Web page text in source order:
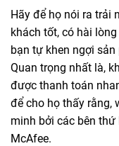
Hãy để họ nói ra trải
khách tốt, có hài
bạn tự khen ngợi
Quan trọng nhất là,
được thanh toán
để cho họ thấy rằng,
minh bởi các bên
McAfee.